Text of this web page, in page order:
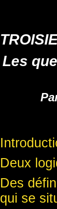
Les
Deux
Des
qui se